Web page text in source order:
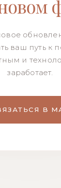
ваш путь к
и
заработает.
В